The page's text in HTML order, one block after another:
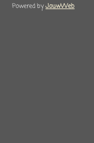
Powered byJouwWeb